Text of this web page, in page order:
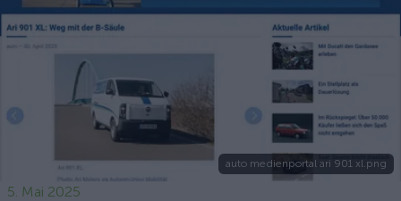
auto medienportal ari 901 xl.png
5. Mai 2025